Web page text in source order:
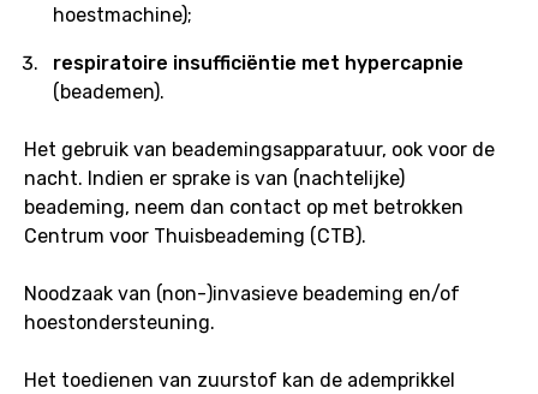
hoestmachine);
respiratoire insufficiëntie met hypercapnie
(beademen).
Het gebruik van beademingsapparatuur, ook voor de
nacht. Indien er sprake is van (nachtelijke)
beademing, neem dan contact op met betrokken
Centrum voor Thuisbeademing (CTB).
Noodzaak van (non-)invasieve beademing en/of
hoestondersteuning.
Het toedienen van zuurstof kan de ademprikkel